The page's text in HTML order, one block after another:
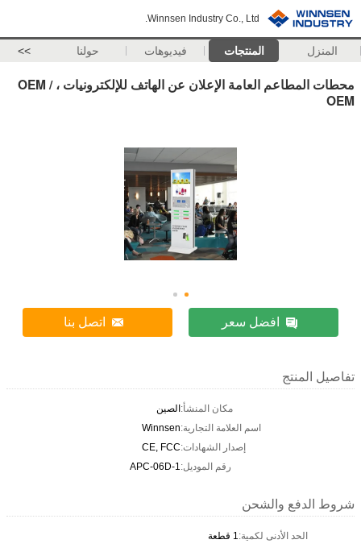
Winnsen Industry Co., Ltd.
المنزل المنتجات فيديوهات حولنا >>
محطات المطاعم العامة الإعلان عن الهاتف للإلكترونيات ، OEM /
OEM
افضل سعر اتصل بنا
تفاصيل المنتج
مكان المنشأ:الصين
اسم العلامة التجارية:Winnsen
إصدار الشهادات:CE, FCC
رقم الموديل:APC-06D-1
شروط الدفع والشحن
الحد الأدنى لكمية:1 قطعة